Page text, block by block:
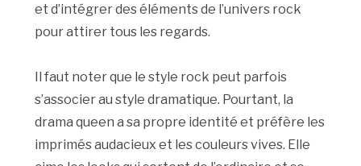
et d’intégrer des éléments de l’univers rock
pour attirer tous les regards.
Il faut noter que le style rock peut parfois
s’associer au style dramatique. Pourtant, la
drama queen a sa propre identité et préfère les
imprimés audacieux et les couleurs vives. Elle